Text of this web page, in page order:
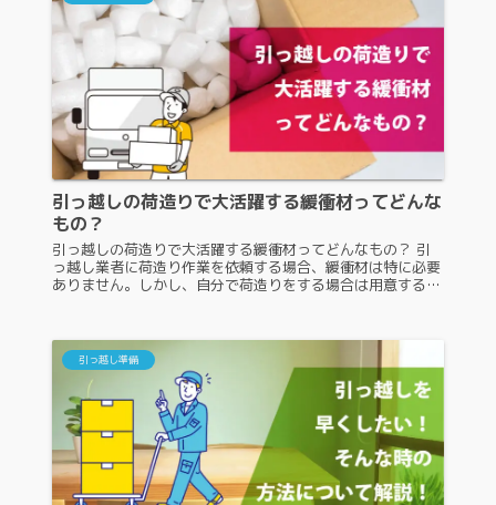
引っ越しの荷造りで大活躍する緩衝材ってどんな
もの？
引っ越しの荷造りで大活躍する緩衝材ってどんなもの？ 引
っ越し業者に荷造り作業を依頼する場合、緩衝材は特に必要
ありません。しかし、自分で荷造りをする場合は用意する必
引っ越し準備